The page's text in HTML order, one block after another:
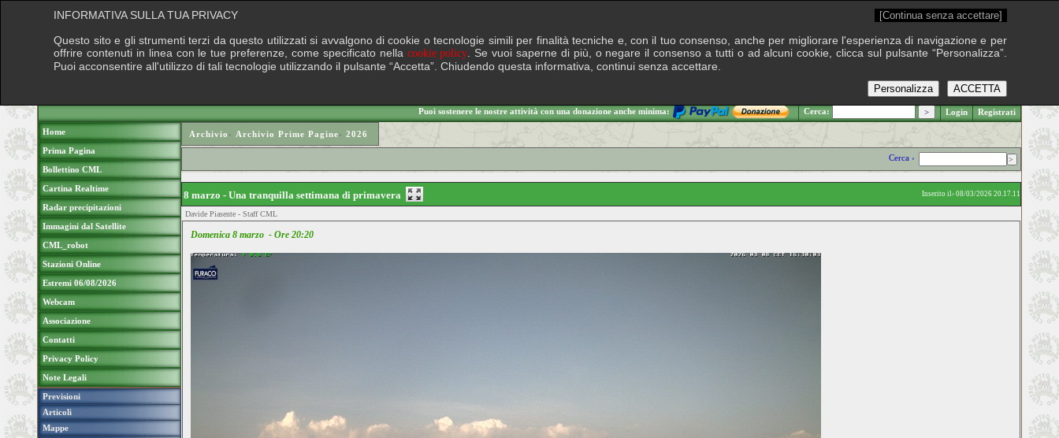
.: Venerdì 7 agosto 2026
Puoi sostenere le nostre attività con una donazione anche minima: Cerca: Login Registrati
Home
Prima Pagina
Bollettino CML
Cartina Realtime
Radar precipitazioni
Immagini dal Satellite
CML_robot
Stazioni Online
Estremi 06/08/2026
Webcam
Associazione
Contatti
Privacy Policy
Note Legali
Previsioni
Articoli
Mappe
Archivio › Archivio Prime Pagine› 2026
Cerca ›
8 marzo - Una tranquilla settimana di primavera Inserito il› 08/03/2026 20.17.11
Davide Piasente - Staff CML
Domenica 8 marzo - Ore 20:20
INFORMATIVA SULLA TUA PRIVACY [Continua senza accettare]
Questo sito e gli strumenti terzi da questo utilizzati si avvalgono di cookie o tecnologie simili per finalità tecniche e, con il tuo consenso, anche per migliorare l'esperienza di navigazione e per
offrire contenuti in linea con le tue preferenze, come specificato nella cookie policy . Se vuoi saperne di più, o negare il consenso a tutti o ad alcuni cookie, clicca sul pulsante “Personalizza”.
Puoi acconsentire all'utilizzo di tali tecnologie utilizzando il pulsante “Accetta”. Chiudendo questa informativa, continui senza accettare.
ACCETTA
Personalizza